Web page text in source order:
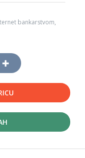
bankarstvom,